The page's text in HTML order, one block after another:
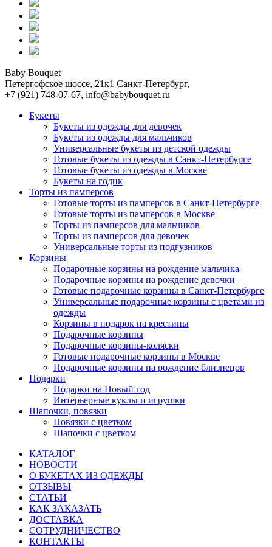
Baby Bouquet
Петергофское шоссе, 21к1 Санкт-Петербург,
+7 (921) 748-07-67, info@babybouquet.ru
Букеты
Букеты из одежды для девочек
Букеты из одежды для мальчиков
Универсальные букеты из детской одежды
Готовые букеты из одежды в Санкт-Петербурге
Готовые букеты из одежды в Москве
Букеты на годик
Торты из памперсов
Готовые торты из памперсов в Санкт-Петербурге
Готовые торты из памперсов в Москве
Торты из памперсов для мальчиков
Торты из памперсов для девочек
Универсальные торты из подгузников
Корзины
Подарочные корзины на рождение мальчика
Подарочные корзины на рождение девочки
Готовые подарочные корзины в Санкт-Петербурге
Универсальные подарочные корзины с цветами из
одежды
Корзины в подарок на крестины
Подарочные корзины
Подарочные корзины-коляски
Готовые подарочные корзины в Москве
Подарочные корзины на рождение близнецов
Подарки
Подарки на Новый год
Интерьерные куклы и игрушки
Шапочки, повязки
Повязки с цветком
Шапочки с цветком
КАТАЛОГ
НОВОСТИ
О БУКЕТАХ ИЗ ОДЕЖДЫ
ОТЗЫВЫ
СТАТЬИ
КАК ЗАКАЗАТЬ
ДОСТАВКА
СОТРУДНИЧЕСТВО
КОНТАКТЫ